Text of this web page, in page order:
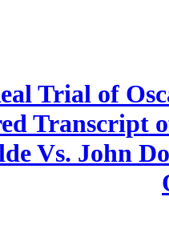
Trial of
Transcript
Vs. John